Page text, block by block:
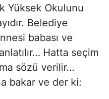
Yüksek Okulunu
Belediye
babası ve
Hatta seçim
sözü verilir…
bakar ve der ki: